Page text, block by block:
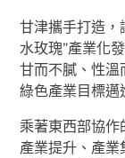
甘津攜手打造，
水玫瑰”產業化
甘而不膩、性溫
綠色產業目標
乘著東西部協
產業提升、產